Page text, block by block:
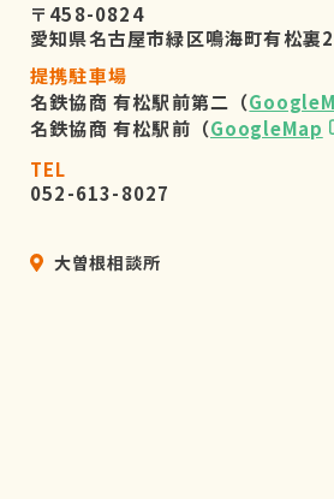
お客様がご自身の個人情報
供されるか否かは、お客様
よりますが、もしご提供さ
には、適切なサービスが提
場合がありますので予めご
〒458-0824
愛知県名古屋市緑区鳴海町有松裏
提携駐車場
名鉄協商 有松駅前第二（
名鉄協商 有松駅前（GoogleMap
TEL
052-613-8027
大曽根相談所